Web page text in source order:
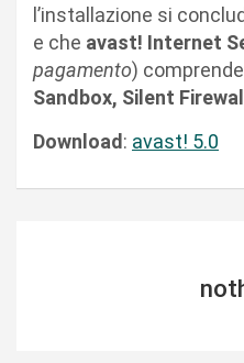
l’installazione si
e che avast! Internet
pagamento)
Sandbox, Silent
Download: avast! 5.0